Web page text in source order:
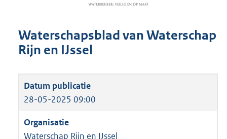
Waterschapsblad van Waterschap
Rijn en IJssel
28-05-2025 09:00
Waterschap Rijn en IJssel